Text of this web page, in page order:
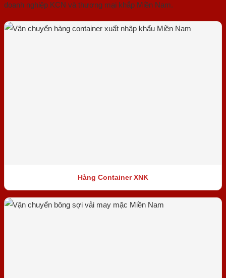
doanh nghiệp KCN và thương mại khắp Miền Nam.
Hàng Container XNK